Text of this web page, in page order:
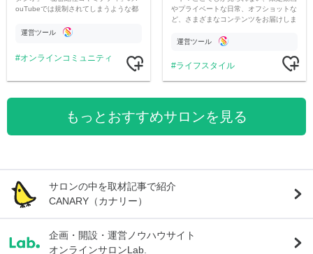
ouTubeでは規制されてしまうような都
公開。
運営ツール
オンラインコミュニティ
やプライベートな日常、オフショットな
ど、さまざまなコンテンツをお届けしま
運営ツール
ライフスタイル
もっとおすすめサロンを見る
サロンの中を取材記事で紹介
CANARY（カナリー）
企画・開設・運営ノウハウサイト
オンラインサロンLab.